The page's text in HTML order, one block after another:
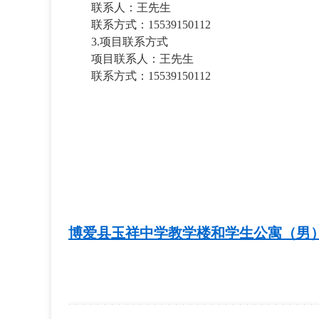
联系人： 王先生
联系方式： 15539150112
3.项目联系方式
项目联系人： 王先生
联系方式： 15539150112
博爱县玉祥中学教学楼和学生公寓（男